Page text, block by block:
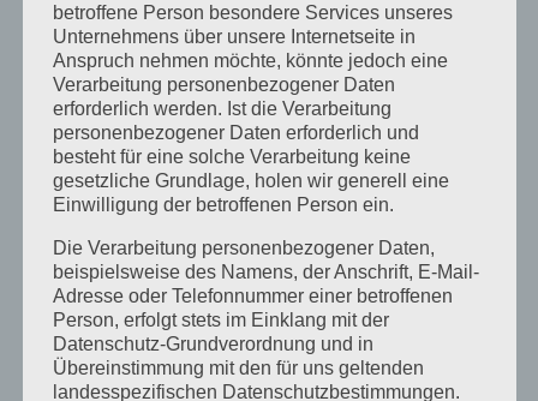
September 2024
August 2024
April 2024
März 2024
Januar 2024
Dezember 2023
November 2023
Oktober 2023
September 2023
betroffene Person besondere Services unseres
Unternehmens über unsere Internetseite in
Anspruch nehmen möchte, könnte jedoch eine
Verarbeitung personenbezogener Daten
erforderlich werden. Ist die Verarbeitung
personenbezogener Daten erforderlich und
besteht für eine solche Verarbeitung keine
gesetzliche Grundlage, holen wir generell eine
Einwilligung der betroffenen Person ein.
Die Verarbeitung personenbezogener Daten,
beispielsweise des Namens, der Anschrift, E-Mail-
Adresse oder Telefonnummer einer betroffenen
Person, erfolgt stets im Einklang mit der
Datenschutz-Grundverordnung und in
Übereinstimmung mit den für uns geltenden
landesspezifischen Datenschutzbestimmungen.